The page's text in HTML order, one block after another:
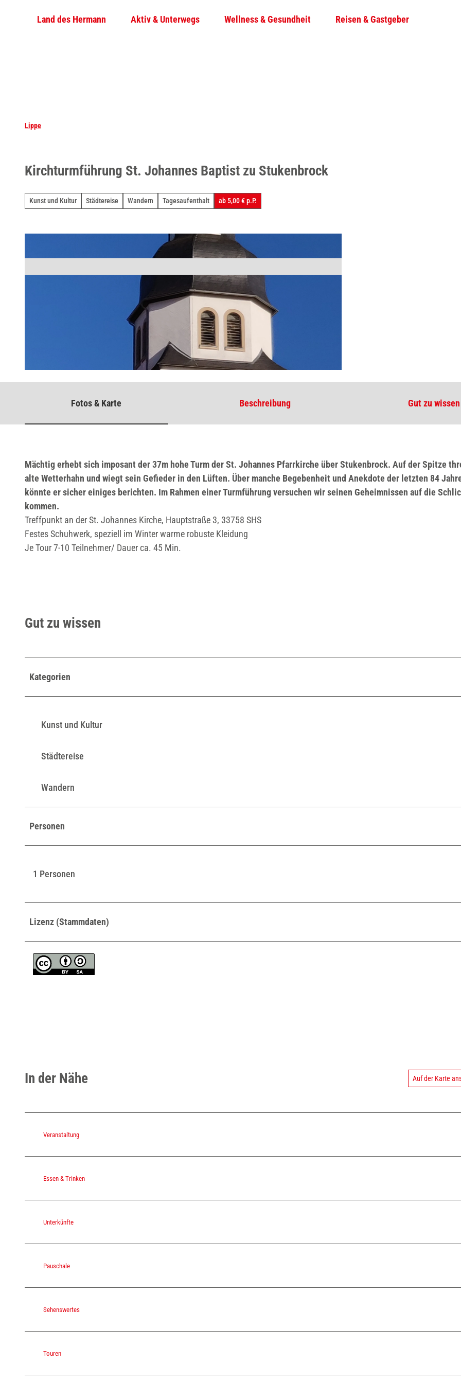
Land des Hermann Aktiv & Unterwegs Wellness & Gesundheit Reisen & Gastgeber
Lippe
Kirchturmführung St. Johannes Baptist zu Stukenbrock
Kunst und Kultur Städtereise Wandern Tagesaufenthalt ab 5,00 € p.P.
Fotos & Karte Beschreibung Gut zu wissen
Mächtig erhebt sich imposant der 37m hohe Turm der St. Johannes Pfarrkirche über Stukenbrock. Auf der Spitze
alte Wetterhahn und wiegt sein Gefieder in den Lüften. Über manche Begebenheit und Anekdote der letzten 84
könnte er sicher einiges berichten. Im Rahmen einer Turmführung versuchen wir seinen Geheimnissen auf die
kommen.
Treffpunkt an der St. Johannes Kirche, Hauptstraße 3, 33758 SHS
Festes Schuhwerk, speziell im Winter warme robuste Kleidung
Je Tour 7-10 Teilnehmer/ Dauer ca. 45 Min.
Gut zu wissen
Kategorien
Kunst und Kultur
Städtereise
Wandern
Personen
1 Personen
Lizenz (Stammdaten)
In der Nähe Auf der Karte
Veranstaltung
Essen & Trinken
Unterkünfte
Pauschale
Sehenswertes
Touren